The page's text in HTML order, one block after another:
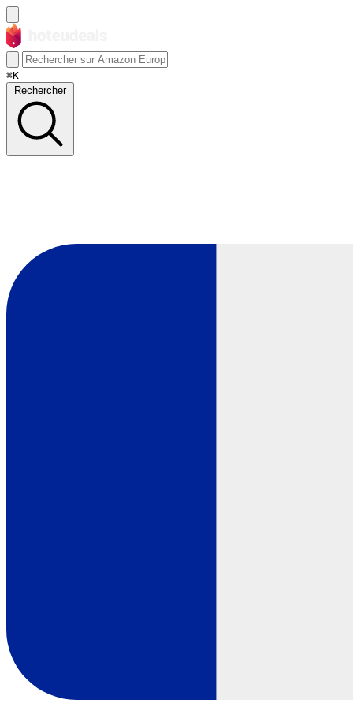
⌘K
Rechercher